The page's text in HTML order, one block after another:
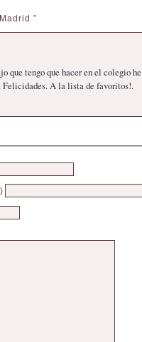
”
que tengo que hacer en el colegio he
Felicidades. A la lista de favoritos!.